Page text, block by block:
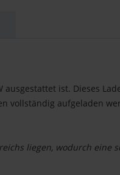
ist. Dieses
vollständig aufgeladen
liegen, wodurch eine